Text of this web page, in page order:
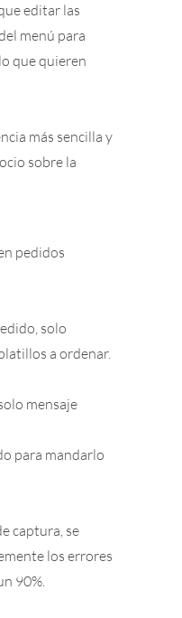
editar las
menú para
que quieren
más sencilla y
sobre la
pedidos
solo
a ordenar.
mensaje
para mandarlo
captura, se
los errores
90%.